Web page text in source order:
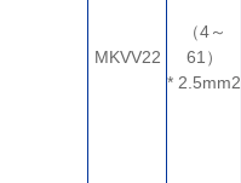
MKVV22
（4～
61 ）
* 2.5mm2